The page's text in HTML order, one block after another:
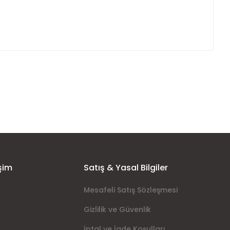
Satış & Yasal Bilgiler
Mesafeli Satış Sözleşmesi
Gizlilik ve Güvenlik